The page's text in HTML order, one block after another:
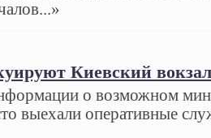
Киевский вокзал
о возможном
выехали оперативные